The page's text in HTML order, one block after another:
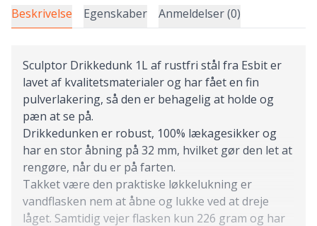
Beskrivelse Egenskaber Anmeldelser (0)
Sculptor Drikkedunk 1L af rustfri stål fra Esbit er
lavet af kvalitetsmaterialer og har fået en fin
pulverlakering, så den er behagelig at holde og
pæn at se på.
Drikkedunken er robust, 100% lækagesikker og
har en stor åbning på 32 mm, hvilket gør den let at
rengøre, når du er på farten.
Takket være den praktiske løkkelukning er
vandflasken nem at åbne og lukke ved at dreje
låget. Samtidig vejer flasken kun 226 gram og har